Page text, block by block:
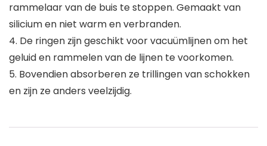
rammelaar van de buis te stoppen. Gemaakt van
silicium en niet warm en verbranden.
4. De ringen zijn geschikt voor vacuümlijnen om het
geluid en rammelen van de lijnen te voorkomen.
5. Bovendien absorberen ze trillingen van schokken
en zijn ze anders veelzijdig.